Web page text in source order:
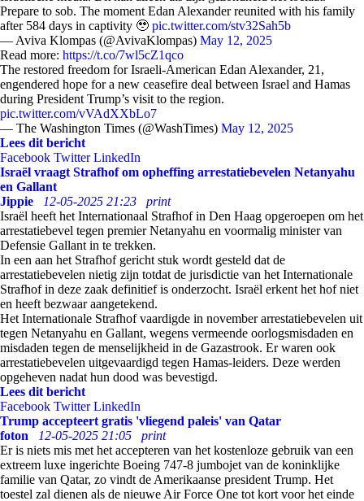
Prepare to sob. The moment Edan Alexander reunited with his family
after 584 days in captivity 🥹 pic.twitter.com/stv32Sah5b
— Aviva Klompas (@AvivaKlompas) May 12, 2025
Read more: https://t.co/7wl5cZ1qco
The restored freedom for Israeli-American Edan Alexander, 21,
engendered hope for a new ceasefire deal between Israel and Hamas
during President Trump’s visit to the region.
pic.twitter.com/vVAdXXbLo7
— The Washington Times (@WashTimes) May 12, 2025
Lees dit bericht
Facebook Twitter LinkedIn
Israël vraagt ​​Strafhof om opheffing arrestatiebevelen Netanyahu
en Gallant
Jippie
12-05-2025 21:23
print
Israël heeft het Internationaal Strafhof in Den Haag opgeroepen om het
arrestatiebevel tegen premier Netanyahu en voormalig minister van
Defensie Gallant in te trekken.
In een aan het Strafhof gericht stuk wordt gesteld dat de
arrestatiebevelen nietig zijn totdat de jurisdictie van het Internationale
Strafhof in deze zaak definitief is onderzocht. Israël erkent het hof niet
en heeft bezwaar aangetekend.
Het Internationale Strafhof vaardigde in november arrestatiebevelen uit
tegen Netanyahu en Gallant, wegens vermeende oorlogsmisdaden en
misdaden tegen de menselijkheid in de Gazastrook. Er waren ook
arrestatiebevelen uitgevaardigd tegen Hamas-leiders. Deze werden
opgeheven nadat hun dood was bevestigd.
Lees dit bericht
Facebook Twitter LinkedIn
Trump accepteert gratis 'vliegend paleis' van Qatar
foton
12-05-2025 21:05
print
Er is niets mis met het accepteren van het kostenloze gebruik van een
extreem luxe ingerichte Boeing 747-8 jumbojet van de koninklijke
familie van Qatar, zo vindt de Amerikaanse president Trump. Het
toestel zal dienen als de nieuwe Air Force One tot kort voor het einde